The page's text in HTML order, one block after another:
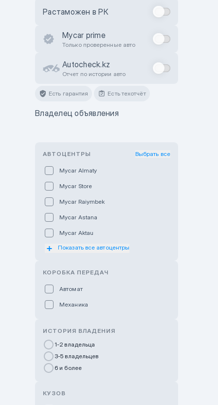
Растаможен в РК
Mycar prime
Только проверенные авто
Autocheck.kz
Отчет по истории авто
Есть гарантия Есть техотчёт
Владелец объявления
АВТОЦЕНТРЫ Выбрать все
Mycar Almaty
Mycar Store
Mycar Raiymbek
Mycar Astana
Mycar Aktau
Mycar Uralsk
GWM Nurly Zhol
Chery Astana
Показать все автоцентры
КОРОБКА ПЕРЕДАЧ
Автомат
Механика
ИСТОРИЯ ВЛАДЕНИЯ
1-2 владельца
3-5 владельцев
6 и более
КУЗОВ